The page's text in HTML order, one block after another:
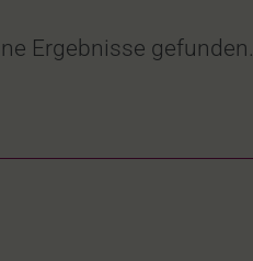
Ergebnisse gefunden.